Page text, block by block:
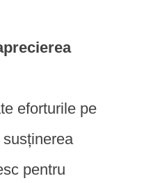
eforturile pe
pentru